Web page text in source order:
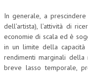
In generale, a
dell’artista), l’attività di
economie di scala ed è
in un limite della capacità
rendimenti marginali della
breve lasso temporale,